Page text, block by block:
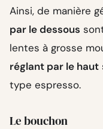
Ainsi, de manière
par le dessous
lentes à grosse
réglant par le haut
type espresso.
Le bouchon